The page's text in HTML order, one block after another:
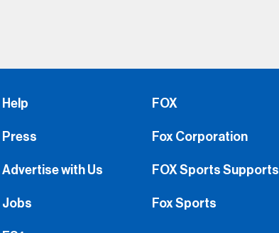
Help
Press
Advertise with Us
Jobs
FOX
Fox Corporation
FOX Sports Supports
Fox Sports